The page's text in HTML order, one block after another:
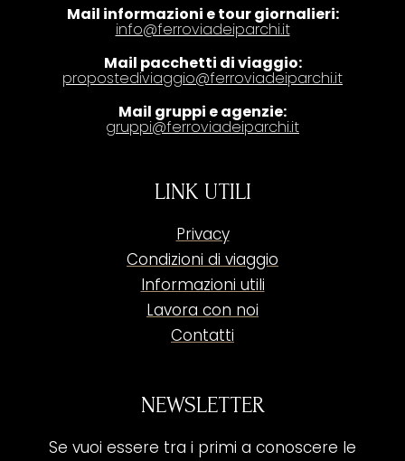
Mail informazioni e tour giornalieri:
info@ferroviadeiparchi.it
Mail pacchetti di viaggio:
propostediviaggio@ferroviadeiparchi.it
Mail gruppi e agenzie:
gruppi@ferroviadeiparchi.it
LINK UTILI
Privacy
Condizioni di viaggio
Informazioni utili
Lavora con noi
Contatti
NEWSLETTER
Se vuoi essere tra i primi a conoscere le